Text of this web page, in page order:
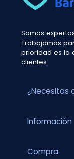
Somos
Trabajamos
prioridad es la
clientes.
¿Necesitas
Información
Compra